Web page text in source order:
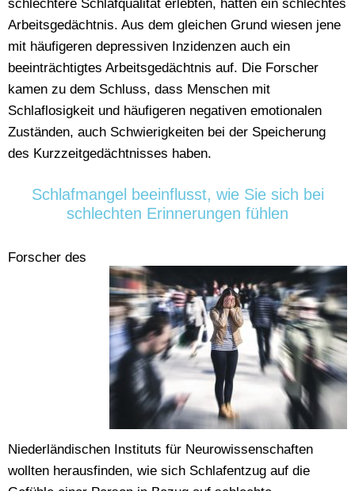
schlechtere Schlafqualität erlebten, hatten ein schlechtes
Arbeitsgedächtnis. Aus dem gleichen Grund wiesen jene
mit häufigeren depressiven Inzidenzen auch ein
beeinträchtigtes Arbeitsgedächtnis auf. Die Forscher
kamen zu dem Schluss, dass Menschen mit
Schlaflosigkeit und häufigeren negativen emotionalen
Zuständen, auch Schwierigkeiten bei der Speicherung
des Kurzzeitgedächtnisses haben.
Schlafmangel beeinflusst, wie Sie sich bei
schlechten Erinnerungen fühlen
Forscher des
Niederländischen Instituts für Neurowissenschaften
wollten herausfinden, wie sich Schlafentzug auf die